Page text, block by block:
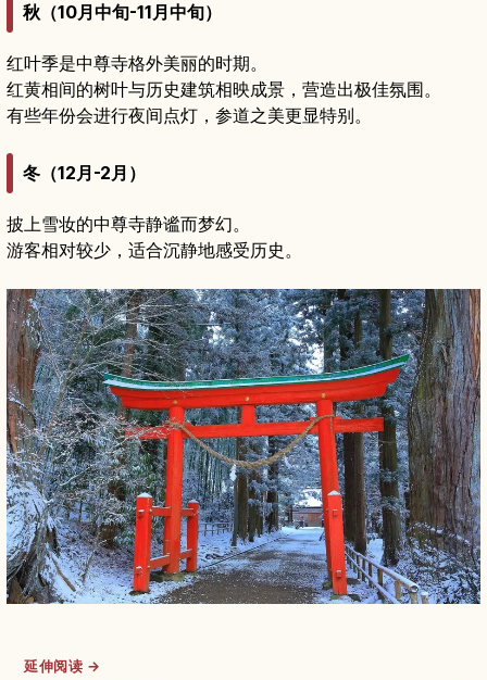
秋（10月中旬-11月中旬）
红叶季是中尊寺格外美丽的时期。
红黄相间的树叶与历史建筑相映成景，营造出极佳氛围。
有些年份会进行夜间点灯，参道之美更显特别。
冬（12月-2月）
披上雪妆的中尊寺静谧而梦幻。
游客相对较少，适合沉静地感受历史。
延伸阅读 →